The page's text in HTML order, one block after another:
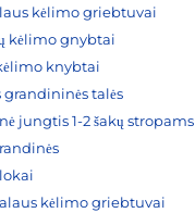
kėlimo griebtuvai
kėlimo gnybtai
knybtai
grandininės talės
jungtis 1-2 šakų stropams
kėlimo griebtuvai